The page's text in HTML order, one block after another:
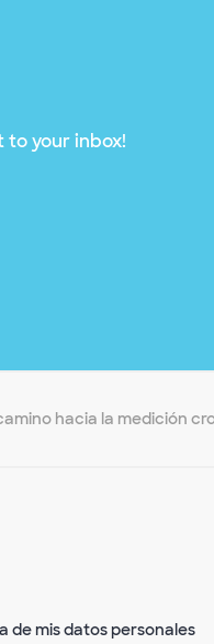
to your inbox!
hacia la medición
de mis datos personales